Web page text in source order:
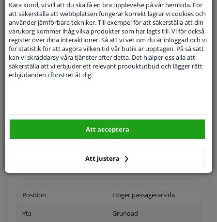
Kundservice:Inte Tillgänglig Via Telefon
Ställ din fråga hos våra produktspecialister.
Frågor Och Svar
Position Höger passagerarsida
Yta Grundad
Kära kund, vi vill att du ska få en bra upplevelse på vår hemsida. För
att säkerställa att webbplatsen fungerar korrekt lagrar vi cookies och
använder jämförbara tekniker. Till exempel för att säkerställa att din
varukorg kommer ihåg vilka produkter som har lagts till. Vi för också
register över dina interaktioner. Så att vi vet om du är inloggad och vi
för statistik för att avgöra vilken tid vår butik är upptagen. På så sätt
kan vi skräddarsy våra tjänster efter detta. Det hjälper oss alla att
säkerställa att vi erbjuder ett relevant produktutbud och lägger rätt
erbjudanden i fönstret åt dig.
Att justera
Att acceptera